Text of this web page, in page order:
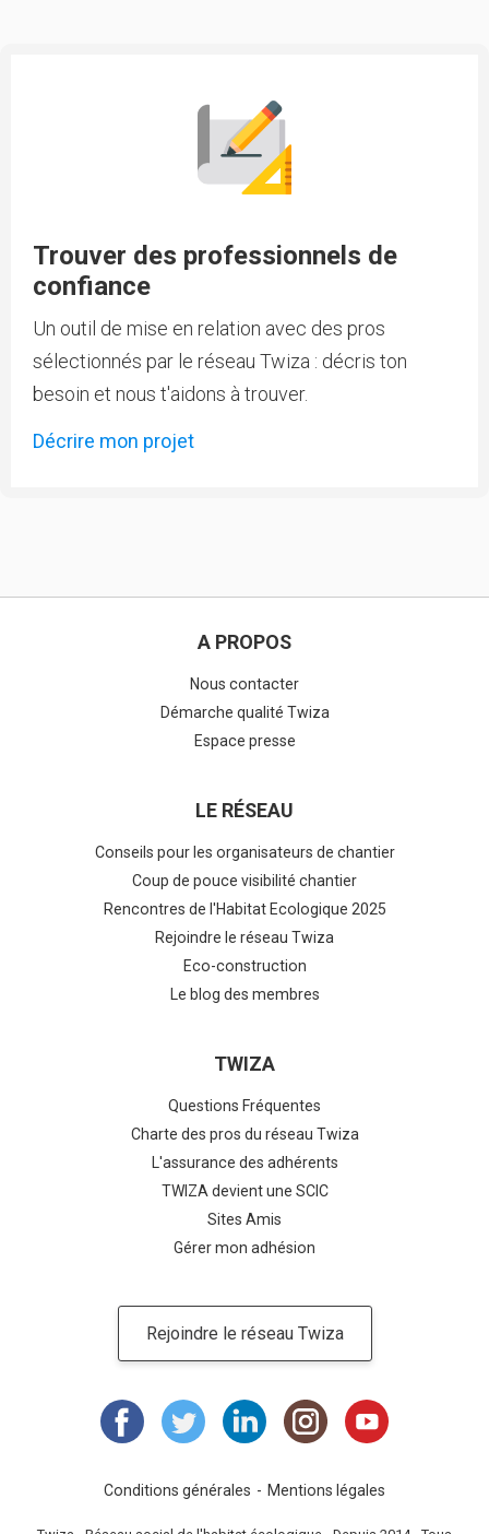
Trouver des professionnels de
confiance
Un outil de mise en relation avec des pros
sélectionnés par le réseau Twiza : décris ton
besoin et nous t'aidons à trouver.
Décrire mon projet
A PROPOS
Nous contacter
Démarche qualité Twiza
Espace presse
LE RÉSEAU
Conseils pour les organisateurs de chantier
Coup de pouce visibilité chantier
Rencontres de l'Habitat Ecologique 2025
Rejoindre le réseau Twiza
Eco-construction
Le blog des membres
TWIZA
Questions Fréquentes
Charte des pros du réseau Twiza
L'assurance des adhérents
TWIZA devient une SCIC
Sites Amis
Gérer mon adhésion
Rejoindre le réseau Twiza
Conditions générales Mentions légales